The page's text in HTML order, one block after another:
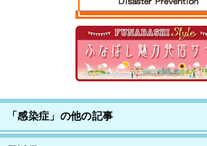
「感染症」の他の記事